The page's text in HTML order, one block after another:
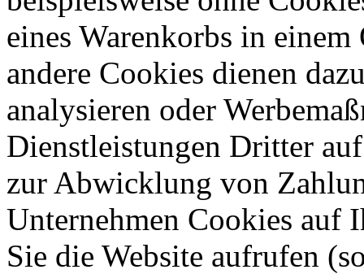
eines Warenkorbs in
andere Cookies dienen
analysieren oder
Dienstleistungen Dritter
zur Abwicklung von
Unternehmen Cookies auf
Sie die Website aufrufen